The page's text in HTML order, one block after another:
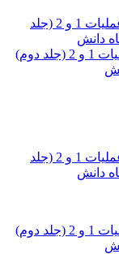
2000 سوال چهارگزینه ای تحقیق در عملیات 1 و 2 (جلد دوم)
2000 سوال چهارگزینه ای تحقیق در عملیات 1 و 2 (جلد دوم)